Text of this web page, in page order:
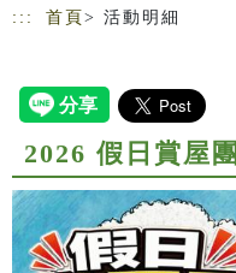
::: 首頁 > 活動明細
2026 假日賞屋團